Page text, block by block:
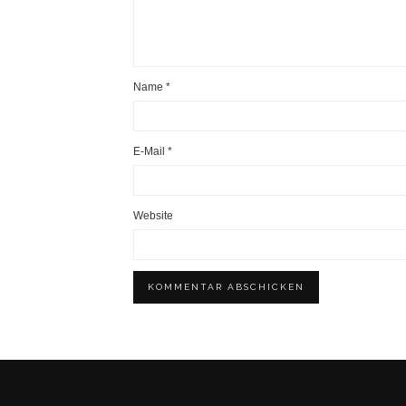
Name *
E-Mail *
Website